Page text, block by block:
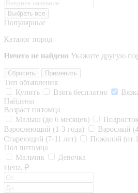
Выбрать все
Популярные
Каталог пород
Ничего не найдено Укажите другую
Сбросить Применить
Тип объявления
Купить
Взять бесплатно
Найдены
Возраст питомца
Малыш (до 6 месяцев)
Взрослеющий (1-3 года)
Взрослый
Стареющий (7-11 лет)
Пожилой (от
Пол питомца
Мальчик
Девочка
Цена, ₽